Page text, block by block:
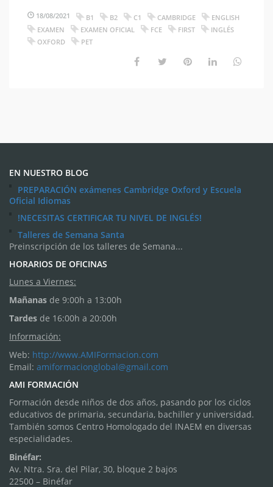
18/08/2021 B1 B2 C1 CAMBRIDGE
ENGLISH
EXAMEN
EXAMEN OFICIAL FCE FIRST
INGLÉS
OXFORD
PET
EN NUESTRO BLOG
PREPARACIÓN exámenes Cambridge Oxford y Escuela
Oficial Idiomas
!NECESITAS CERTIFICAR TU NIVEL DE INGLÉS!
Talleres de Semana Santa
Preinscripción de los talleres de Semana...
HORARIOS DE OFICINAS
Lunes a Viernes:
Mañanas de 9:00h a 13:00h
Tardes de 16:00h a 20:00h
Información:
Web: http://www.AMIFormacion.com
Email: amiformacionglobal@gmail.com
AMI FORMACIÓN
Formación desde niños de dos años, pasando por los ciclos
educativos de primaria, secundaria, bachiller y universidad.
También somos Centro Homologado del INAEM en diversas
especialidades.
Binéfar:
Av. Ntra. Sra. del Pilar, 30, bloque 2 bajos
22500 – Binéfar